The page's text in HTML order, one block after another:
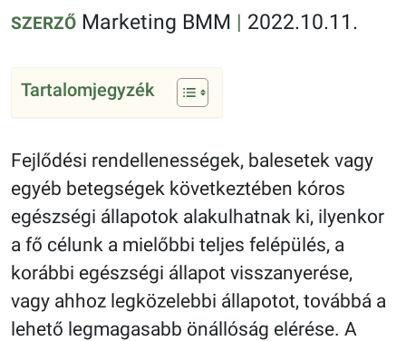
SZERZŐ Marketing BMM | 2022.10.11.
Tartalomjegyzék
Fejlődési rendellenességek, balesetek vagy
egyéb betegségek következtében kóros
egészségi állapotok alakulhatnak ki, ilyenkor
a fő célunk a mielőbbi teljes felépülés, a
korábbi egészségi állapot visszanyerése,
vagy ahhoz legközelebbi állapotot, továbbá a
lehető legmagasabb önállóság elérése. A